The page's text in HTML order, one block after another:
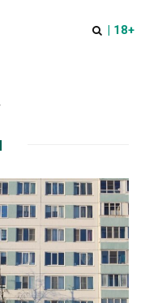
| 18+